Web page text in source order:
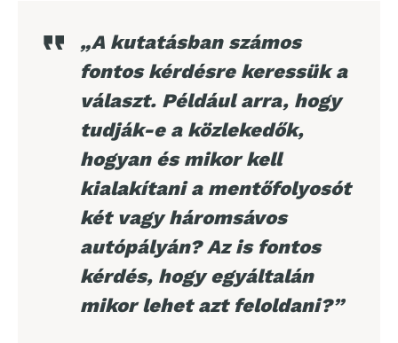
„A kutatásban számos
fontos kérdésre keressük a
választ. Például arra, hogy
tudják-e a közlekedők,
hogyan és mikor kell
kialakítani a mentőfolyosót
két vagy háromsávos
autópályán? Az is fontos
kérdés, hogy egyáltalán
mikor lehet azt feloldani?”